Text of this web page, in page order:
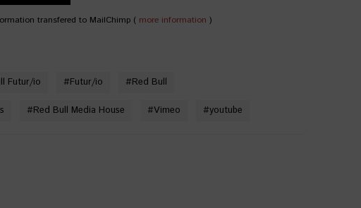
transfered to MailChimp ( more information )
Futur/io #Futur/io #Red Bull
#Red Bull Media House #Vimeo #youtube